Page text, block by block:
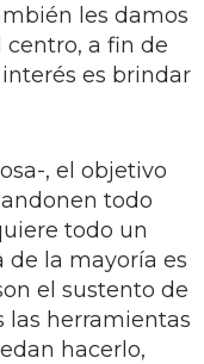
les damos
a fin de
es brindar
, el objetivo
todo
todo un
de la mayoría es
el sustento de
las herramientas
hacerlo,